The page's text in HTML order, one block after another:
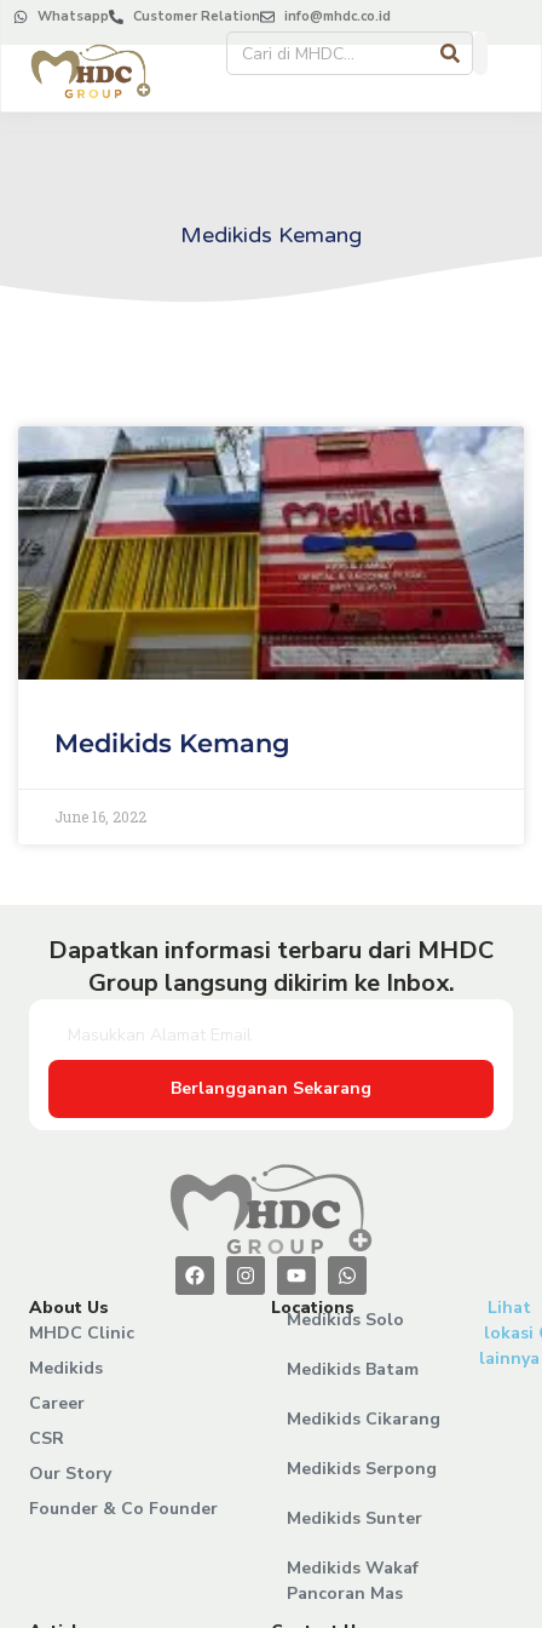
Whatsapp Customer Relation info@mhdc.co.id
Medikids Kemang
Medikids Kemang
June 16, 2022
Dapatkan informasi terbaru dari MHDC
Group langsung dikirim ke Inbox.
Berlangganan Sekarang
About Us
MHDC Clinic
Medikids
Career
CSR
Our Story
Founder & Co Founder
Locations
Medikids Solo
Medikids Batam
Medikids Cikarang
Medikids Serpong
Medikids Sunter
Medikids Wakaf
Pancoran Mas
Lihat
lokasi
lainnya